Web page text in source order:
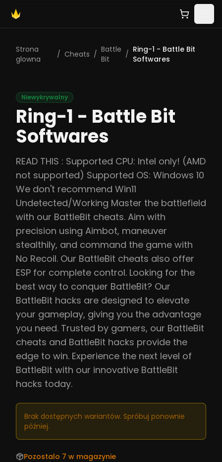
Strona
glowna
/ Cheats / Battle
Bit
/ Ring-1 - Battle Bit
Softwares
Niewykrywalny
Ring-1 - Battle Bit
Softwares
READ THIS : Supported CPU: Intel only! (AMD
not supported) Supported OS: Windows 10
We don't recommend Win11
Undetected/Working Master the battlefield
with our BattleBit cheats. Aim with
precision using Aimbot, maneuver
stealthily, and command the game with
No Recoil. Our BattleBit cheats also offer
ESP for complete control. Looking for the
best way to conquer BattleBit? Our
BattleBit hacks are designed to elevate
your gameplay, giving you the advantage
you need. Trusted by gamers, our BattleBit
cheats and BattleBit hacks provide the
edge to win. Experience the next level of
BattleBit with our innovative BattleBit
hacks today.
Brak dostępnych wariantów. Spróbuj ponownie
później.
Pozostalo 7 w magazynie